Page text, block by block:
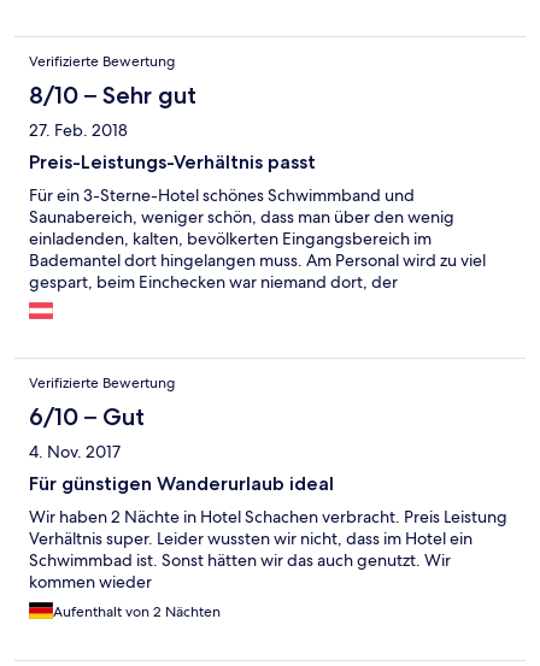
Verifizierte Bewertung
8/10 – Sehr gut
27. Feb. 2018
Preis-Leistungs-Verhältnis passt
Für ein 3-Sterne-Hotel schönes Schwimmband und
Saunabereich, weniger schön, dass man über den wenig
einladenden, kalten, bevölkerten Eingangsbereich im
Bademantel dort hingelangen muss. Am Personal wird zu viel
gespart, beim Einchecken war niemand dort, der
Frühstückskaffee kam nach dem Frühstück, da dieselbe Person
auch das Auschecken erledigen musste und zwar freundlich
Hauptspeisen auswählen, Salatbuffet; Frühstück gute Auswahl.
Verifizierte Bewertung
6/10 – Gut
4. Nov. 2017
Für günstigen Wanderurlaub ideal
Wir haben 2 Nächte in Hotel Schachen verbracht. Preis Leistung
Verhältnis super. Leider wussten wir nicht, dass im Hotel ein
Schwimmbad ist. Sonst hätten wir das auch genutzt. Wir
kommen wieder
Aufenthalt von 2 Nächten